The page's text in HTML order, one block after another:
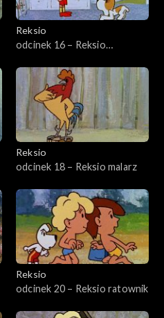
Reksio
odcinek 16 – Reksio
Reksio
odcinek 18 – Reksio malarz
Reksio
odcinek 20 – Reksio ratownik